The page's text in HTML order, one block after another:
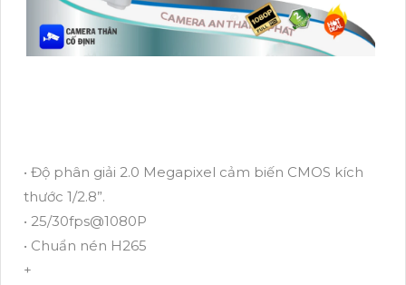
• Độ phân giải 2.0 Megapixel cảm biến CMOS kích
thước 1/2.8”.
• 25/30fps@1080P
• Chuẩn nén H265
+